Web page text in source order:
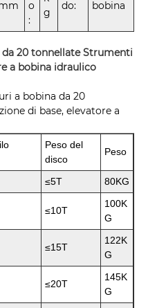
o
:
g
do:
bobina
20 tonnellate Strumenti
a bobina idraulico
a bobina da 20
di base, elevatore a
Peso del
disco
Peso
≤5T 80KG
≤10T
100K
G
≤15T
122K
G
≤20T
145K
G